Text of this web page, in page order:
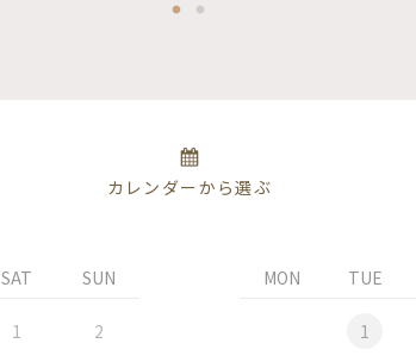
カレンダーから選ぶ
SAT SUN
1 2
MON TUE
1